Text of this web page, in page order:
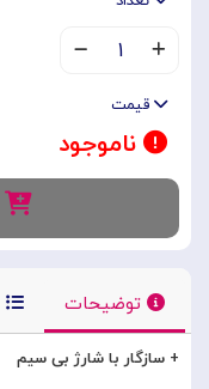
۱
قیمت
ناموجود
توضیحات
+ سازگار با شارژ بی سیم